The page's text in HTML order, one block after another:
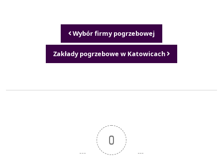
Nawigacja wpisuWybór firmy pogrzebowej
Zakłady pogrzebowe w Katowicach
0